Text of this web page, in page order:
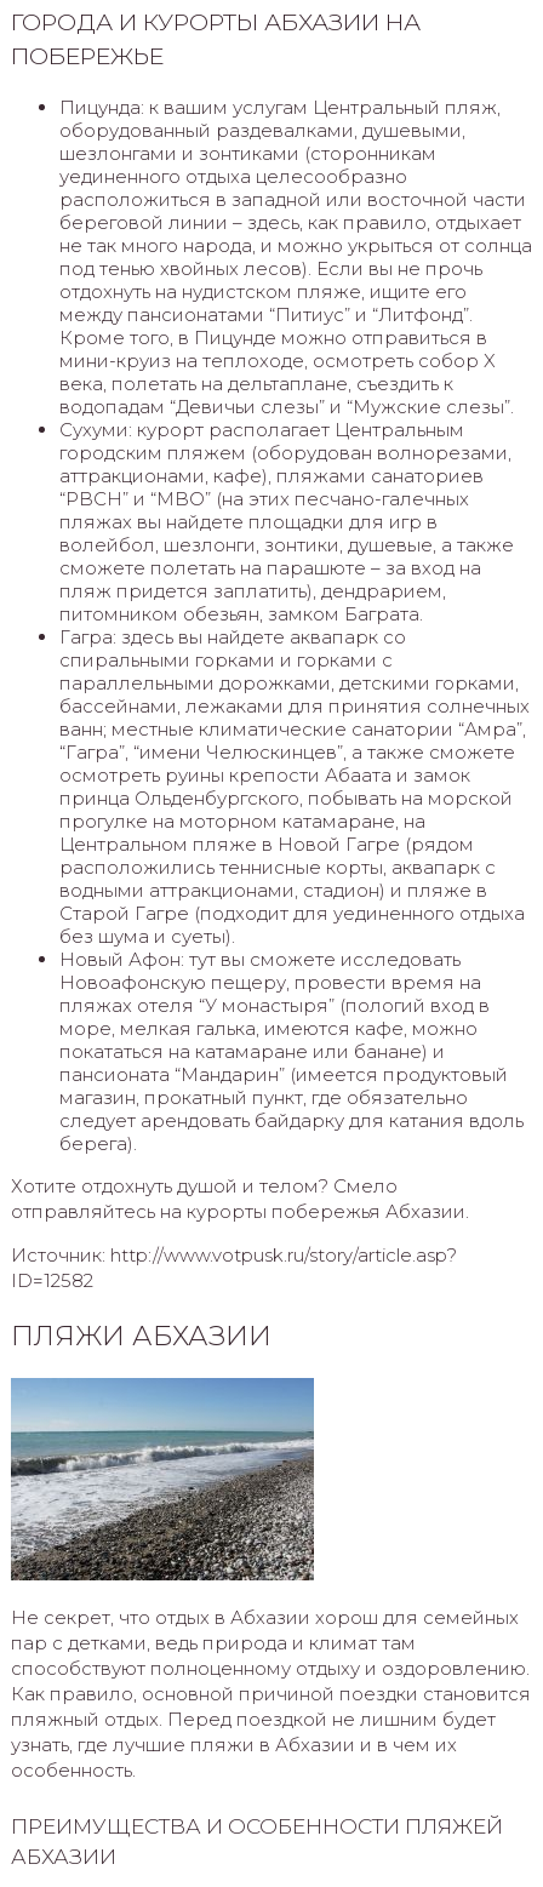
ГОРОДА И КУРОРТЫ АБХАЗИИ НА
ПОБЕРЕЖЬЕ
Пицунда: к вашим услугам Центральный пляж,
оборудованный раздевалками, душевыми,
шезлонгами и зонтиками (сторонникам
уединенного отдыха целесообразно
расположиться в западной или восточной части
береговой линии – здесь, как правило, отдыхает
не так много народа, и можно укрыться от солнца
под тенью хвойных лесов). Если вы не прочь
отдохнуть на нудистском пляже, ищите его
между пансионатами “Питиус” и “Литфонд”.
Кроме того, в Пицунде можно отправиться в
мини-круиз на теплоходе, осмотреть собор X
века, полетать на дельтаплане, съездить к
водопадам “Девичьи слезы” и “Мужские слезы”.
Сухуми: курорт располагает Центральным
городским пляжем (оборудован волнорезами,
аттракционами, кафе), пляжами санаториев
“РВСН” и “МВО” (на этих песчано-галечных
пляжах вы найдете площадки для игр в
волейбол, шезлонги, зонтики, душевые, а также
сможете полетать на парашюте – за вход на
пляж придется заплатить), дендрарием,
питомником обезьян, замком Баграта.
Гагра: здесь вы найдете аквапарк со
спиральными горками и горками с
параллельными дорожками, детскими горками,
бассейнами, лежаками для принятия солнечных
ванн; местные климатические санатории “Амра”,
“Гагра”, “имени Челюскинцев”, а также сможете
осмотреть руины крепости Абаата и замок
принца Ольденбургского, побывать на морской
прогулке на моторном катамаране, на
Центральном пляже в Новой Гагре (рядом
расположились теннисные корты, аквапарк с
водными аттракционами, стадион) и пляже в
Старой Гагре (подходит для уединенного отдыха
без шума и суеты).
Новый Афон: тут вы сможете исследовать
Новоафонскую пещеру, провести время на
пляжах отеля “У монастыря” (пологий вход в
море, мелкая галька, имеются кафе, можно
покататься на катамаране или банане) и
пансионата “Мандарин” (имеется продуктовый
магазин, прокатный пункт, где обязательно
следует арендовать байдарку для катания вдоль
берега).
Хотите отдохнуть душой и телом? Смело
отправляйтесь на курорты побережья Абхазии.
Источник: http://www.votpusk.ru/story/article.asp?
ID=12582
ПЛЯЖИ АБХАЗИИ
Не секрет, что отдых в Абхазии хорош для семейных
пар с детками, ведь природа и климат там
способствуют полноценному отдыху и оздоровлению.
Как правило, основной причиной поездки становится
пляжный отдых. Перед поездкой не лишним будет
узнать, где лучшие пляжи в Абхазии и в чем их
особенность.
ПРЕИМУЩЕСТВА И ОСОБЕННОСТИ ПЛЯЖЕЙ
АБХАЗИИ